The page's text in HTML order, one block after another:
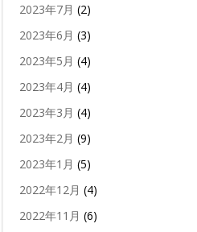
2023年7月 (2)
2023年6月 (3)
2023年5月 (4)
2023年4月 (4)
2023年3月 (4)
2023年2月 (9)
2023年1月 (5)
2022年12月 (4)
2022年11月 (6)